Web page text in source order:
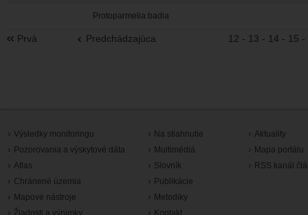
Protoparmelia badia
Prvá Predchádzajúca 12 - 13 - 14 - 15 -
Výsledky monitoringu
Pozorovania a výskytové dáta
Atlas
Chránené územia
Mapové nástroje
Žiadosti a výnimky
Na stiahnutie
Multimédiá
Slovník
Publikácie
Metodiky
Kontakt
Aktuality
Mapa portálu
RSS kanál